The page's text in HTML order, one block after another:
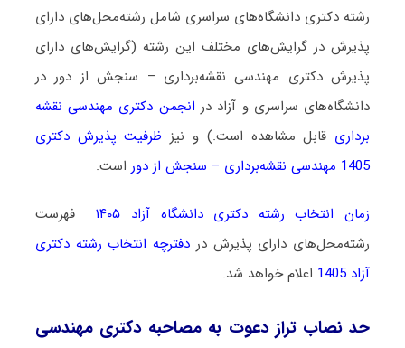
رشته دکتری دانشگاه‌های سراسری شامل رشته‌محل‌های دارای
پذیرش در گرایش‌های مختلف این رشته (گرایش‌های دارای
پذیرش دکتری مهندسی نقشه‌برداری – سنجش از دور در
دانشگاه‌های سراسری و آزاد در انجمن دکتری مهندسی نقشه
برداری قابل مشاهده است.) و نیز ظرفیت پذیرش دکتری
1405 مهندسی نقشه‌برداری – سنجش از دور
است.
زمان انتخاب رشته دکتری دانشگاه آزاد ۱۴۰۵
فهرست
رشته‌محل‌های دارای پذیرش در دفترچه انتخاب رشته دکتری
آزاد 1405
اعلام خواهد شد.
حد نصاب تراز دعوت به مصاحبه دکتری مهندسی